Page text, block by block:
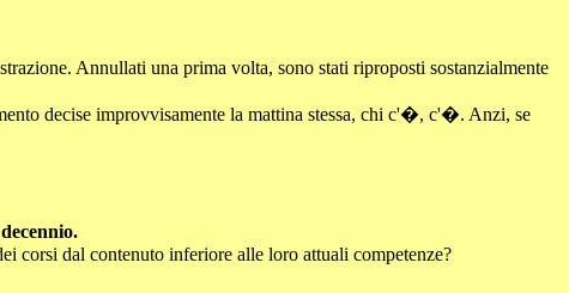
Annullati una prima volta, sono stati riproposti sostanzialmente
decise improvvisamente la mattina stessa, chi c'�, c'�. Anzi, se
corsi dal contenuto inferiore alle loro attuali competenze?